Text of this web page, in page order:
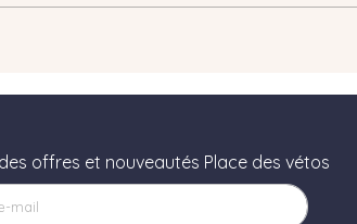
offres et nouveautés Place des vétos